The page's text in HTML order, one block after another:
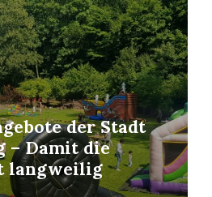
der Stadt
– Damit die
langweilig